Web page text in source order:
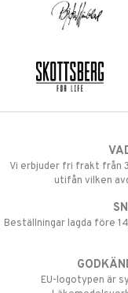
Vi erbjuder fri frakt från
utifån vilken
Beställningar lagda före
EU-logotypen är